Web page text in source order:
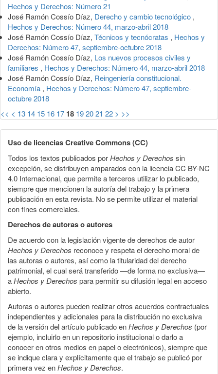
Hechos y Derechos: Número 21
José Ramón Cossío Díaz, Derecho y cambio tecnológico ,
Hechos y Derechos: Número 44, marzo-abril 2018
José Ramón Cossío Díaz, Técnicos y tecnócratas , Hechos y
Derechos: Número 47, septiembre-octubre 2018
José Ramón Cossío Díaz, Los nuevos procesos civiles y
familiares , Hechos y Derechos: Número 44, marzo-abril 2018
José Ramón Cossío Díaz, Reingeniería constitucional.
Economía , Hechos y Derechos: Número 47, septiembre-
octubre 2018
<< < 13 14 15 16 17 18 192021 22 > >>
Uso de licencias Creative Commons (CC)
Todos los textos publicados porHechos y Derechos sin
excepción, se distribuyen amparados con la licencia CC BY-NC
4.0 Internacional, que permite a terceros utilizar lo publicado,
siempre que mencionen la autoría del trabajo y la primera
publicación en esta revista. No se permite utilizar el material
con fines comerciales.
Derechos de autoras o autores
De acuerdo con la legislación vigente de derechos de autor
Hechos y Derechos reconoce y respeta el derecho moral de
las autoras o autores, así como la titularidad del derecho
patrimonial, el cual será transferido —de forma no exclusiva—
aHechos y Derechos para permitir su difusión legal en acceso
abierto.
Autoras o autores pueden realizar otros acuerdos contractuales
independientes y adicionales para la distribución no exclusiva
de la versión del artículo publicado enHechos y Derechos (por
ejemplo, incluirlo en un repositorio institucional o darlo a
conocer en otros medios en papel o electrónicos), siempre que
se indique clara y explícitamente que el trabajo se publicó por
primera vez enHechos y Derechos.